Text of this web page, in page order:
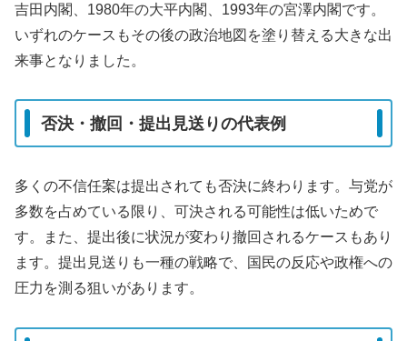
吉田内閣、1980年の大平内閣、1993年の宮澤内閣です。
いずれのケースもその後の政治地図を塗り替える大きな出
来事となりました。
否決・撤回・提出見送りの代表例
多くの不信任案は提出されても否決に終わります。与党が
多数を占めている限り、可決される可能性は低いためで
す。また、提出後に状況が変わり撤回されるケースもあり
ます。提出見送りも一種の戦略で、国民の反応や政権への
圧力を測る狙いがあります。